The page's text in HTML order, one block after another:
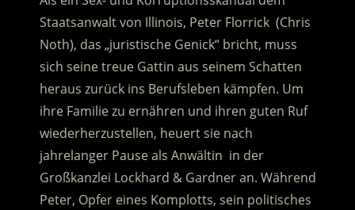
Staatsanwalt von Illinois, Peter Florrick (Chris
Noth), das „juristische Genick“ bricht, muss
sich seine treue Gattin aus seinem Schatten
heraus zurück ins Berufsleben kämpfen. Um
ihre Familie zu ernähren und ihren guten Ruf
wiederherzustellen, heuert sie nach
jahrelanger Pause als Anwältin in der
Großkanzlei Lockhard & Gardner an. Während
Peter, Opfer eines Komplotts, sein politisches